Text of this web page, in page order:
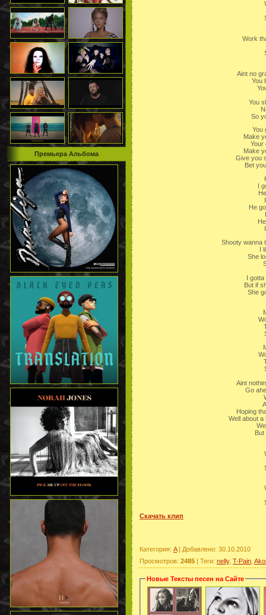
Премьера Альбома
Work
Aint no
You
You
So
You
Make
Your
Make
Give you
Bet
I
He
Shooty wanna
I
She
I
But if
She
Aint
Go
Hoping
Well about
But
Скачать клип
Категория: A| Добавлено: 30.10.2010
Просмотров: 2485 Теги: nelly, T-Pain
Новые Тексты песен на Сайте